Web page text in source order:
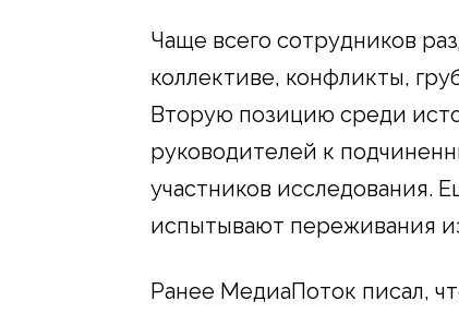
Чаще всего сотрудников
коллективе, конфликты,
Вторую позицию среди
руководителей к
участников исследования.
испытывают переживания
Ранее МедиаПоток писал,